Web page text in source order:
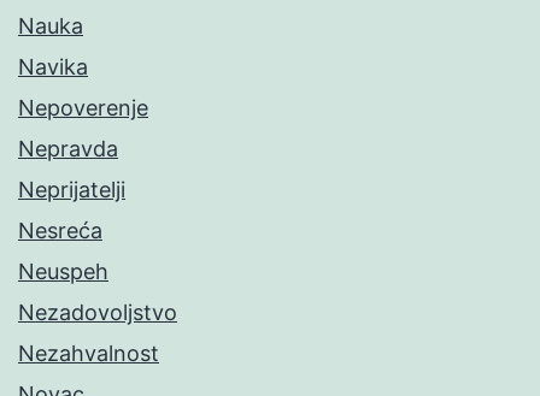
Nauka
Navika
Nepoverenje
Nepravda
Neprijatelji
Nesreća
Neuspeh
Nezadovoljstvo
Nezahvalnost